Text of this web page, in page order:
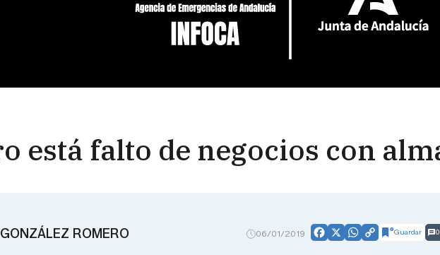
está falto de negocios con
ROMERO 06/01/2019 Facebook
X WhatsApp
CopyGuardar 0